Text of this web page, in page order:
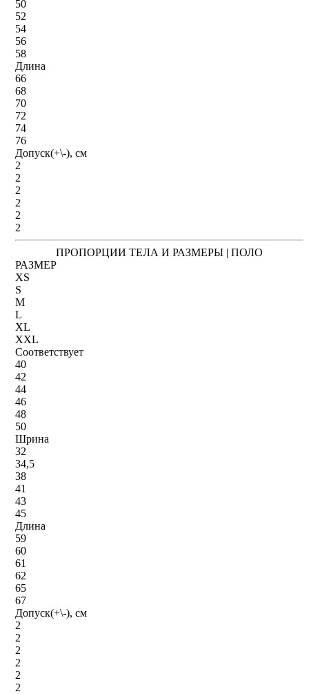
50
52
54
56
58
Длина
66
68
70
72
74
76
Допуск(+\-), см
2
2
2
2
2
2
ПРОПОРЦИИ ТЕЛА И РАЗМЕРЫ | ПОЛО
РАЗМЕР
XS
S
M
L
XL
XXL
Соответствует
40
42
44
46
48
50
Шрина
32
34,5
38
41
43
45
Длина
59
60
61
62
65
67
Допуск(+\-), см
2
2
2
2
2
2